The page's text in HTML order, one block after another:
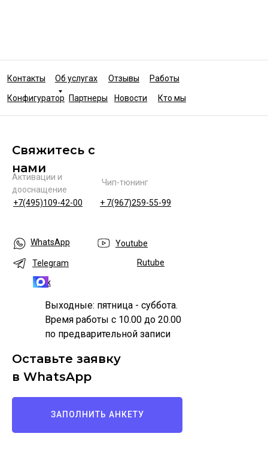
Кто мы
Конфигуратор
Отзывы
Об услугах Работы
Партнеры Новости
Контакты
Чип-тюнинг
+ 7(967)259-55-99
Активации и
дооснащение
Оставьте заявку
в WhatsApp
Свяжитесь с
нами
ЗАПОЛНИТЬ АНКЕТУ
WhatsApp
Telegram
Max
+7(495)109-42-00
Youtube
Rutube
Выходные: пятница - суббота.
Время работы с 10.00 до 20.00
по предварительной записи